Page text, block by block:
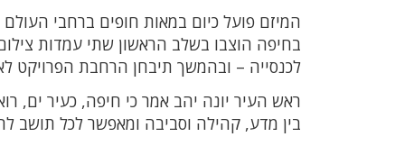
המיזם פועל כיום במאות חופים ברחבי
בחיפה הוצבו בשלב הראשון שתי עמדות
לכנסייה – ובהמשך תיבחן הרחבת הפרויקט
ראש העיר יונה יהב אמר כי חיפה, כעיר ים,
בין מדע, קהילה וסביבה ומאפשר לכל